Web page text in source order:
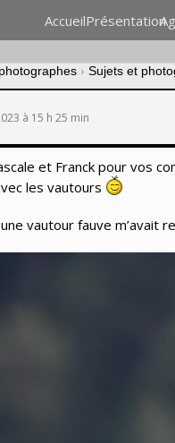
AccueilPrésentation
› Sujets et
à 15 h 25 min
et Franck pour vos
les vautours
vautour fauve m’avait